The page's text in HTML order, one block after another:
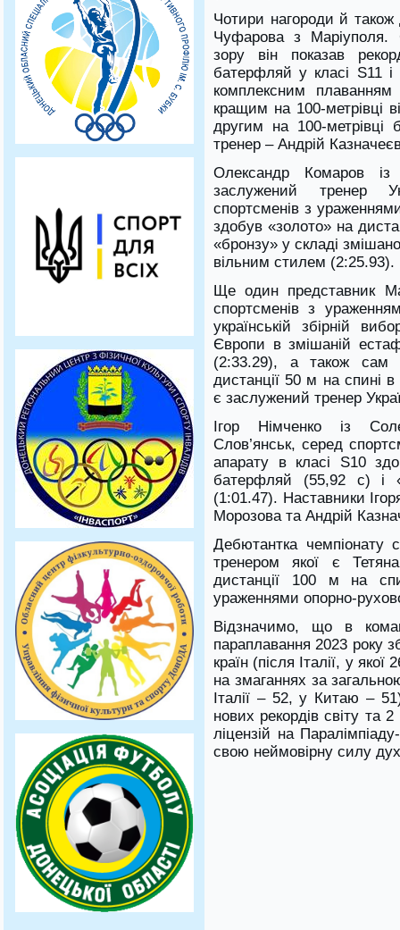
Чотири нагороди й також
Чуфарова з Маріуполя.
зору він показав
батерфляй у класі S11 і
комплексним
кращим на 100-метрівці
другим на 100-метрівці
тренер – Андрій
Олександр Комаров із
заслужений тренер
спортсменів з
здобув «золото» на
«бронзу» у складі
вільним стилем (2:25.93).
Ще один представник
спортсменів з
українській збірній
Європи в змішаній
(2:33.29), а також сам
дистанції 50 м на спині
є заслужений тренер
Ігор Німченко із
Слов’янськ, серед
апарату в класі S10
батерфляй (55,92 с) і
(1:01.47). Наставники
Морозова та Андрій
Дебютантка чемпіонату
тренером якої є
дистанції 100 м на
ураженнями опорно-
Відзначимо, що в
параплавання 2023 року
країн (після Італії, у
на змаганнях за
Італії – 52, у Китаю –
нових рекордів світу та
ліцензій на
свою неймовірну силу